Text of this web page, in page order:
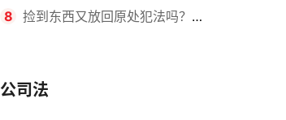
地拆迁纠纷的原因有哪些?
8 捡到东西又放回原处犯法吗？捡
公司法